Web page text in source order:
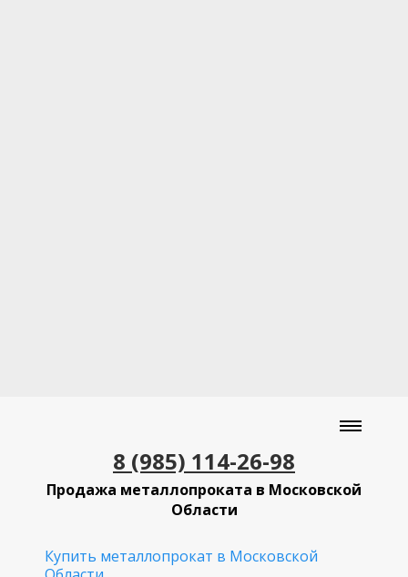
8 (985) 114-26-98
Продажа металлопроката в Московской
Области
Купить металлопрокат в Московской